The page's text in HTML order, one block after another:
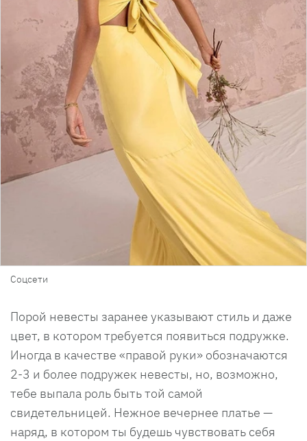
Соцсети
Порой невесты заранее указывают стиль и даже
цвет, в котором требуется появиться подружке.
Иногда в качестве «правой руки» обозначаются
2-3 и более подружек невесты, но, возможно,
тебе выпала роль быть той самой
свидетельницей. Нежное вечернее платье —
наряд, в котором ты будешь чувствовать себя